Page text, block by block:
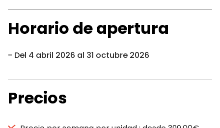
Horario de apertura
Del 4 abril 2026 al 31 octubre 2026
Precios